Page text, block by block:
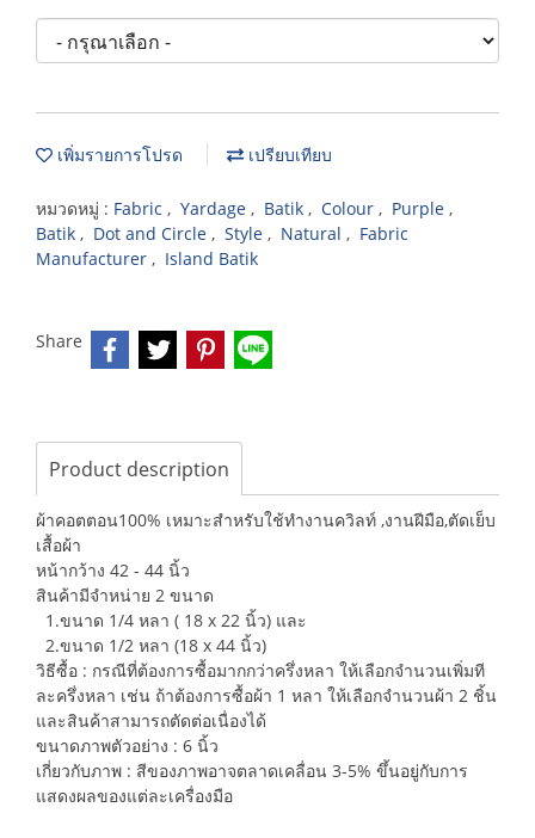
เพิ่มรายการโปรด เปรียบเทียบ
หมวดหมู่ : Fabric , Yardage , Batik , Colour , Purple ,
Batik , Dot and Circle , Style , Natural , Fabric
Manufacturer , Island Batik
Share
Product description
ผ้าคอตตอน100% เหมาะสำหรับใช้ทำงานควิลท์ ,งานฝีมือ,ตัดเย็บ
เสื้อผ้า
หน้ากว้าง 42 - 44 นิ้ว
สินค้ามีจำหน่าย 2 ขนาด
1.ขนาด 1/4 หลา ( 18 x 22 นิ้ว) และ
2.ขนาด 1/2 หลา (18 x 44 นิ้ว)
วิธีซื้อ : กรณีที่ต้องการซื้อมากกว่าครึ่งหลา ให้เลือกจำนวนเพิ่มที
ละครึ่งหลา เช่น ถ้าต้องการซื้อผ้า 1 หลา ให้เลือกจำนวนผ้า 2 ชิ้น
และสินค้าสามารถตัดต่อเนื่องได้
ขนาดภาพตัวอย่าง : 6 นิ้ว
เกี่ยวกับภาพ : สีของภาพอาจตลาดเคลื่อน 3-5% ขึ้นอยู่กับการ
แสดงผลของแต่ละเครื่องมือ